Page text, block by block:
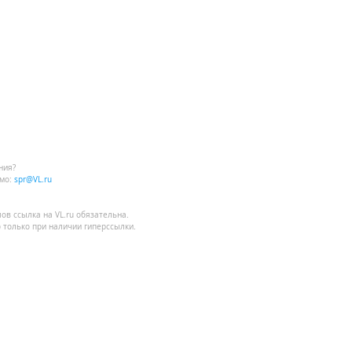
spr@VL.ru
ссылка на VL.ru обязательна.
при наличии гиперссылки.